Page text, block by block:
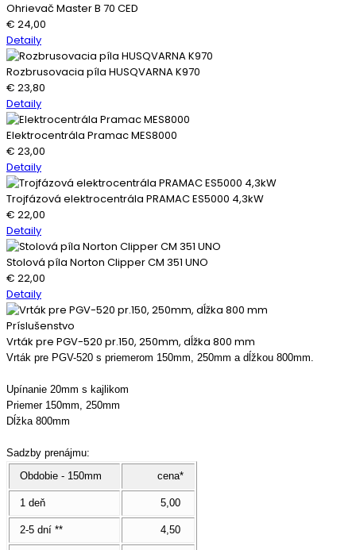
Ohrievač Master B 70 CED
€ 24,00
Detaily
Rozbrusovacia píla HUSQVARNA K970
€ 23,80
Detaily
Elektrocentrála Pramac MES8000
€ 23,00
Detaily
Trojfázová elektrocentrála PRAMAC ES5000 4,3kW
€ 22,00
Detaily
Stolová píla Norton Clipper CM 351 UNO
€ 22,00
Detaily
Príslušenstvo
Vrták pre PGV-520 pr.150, 250mm, dĺžka 800 mm
Vrták pre PGV-520 s priemerom 150mm, 250mm a dĺžkou 800mm.
Upínanie 20mm s kajlikom
Priemer 150mm, 250mm
Dĺžka 800mm
Sadzby prenájmu:
Obdobie - 150mm
cena*
1 deň 5,00
2-5 dní ** 4,50